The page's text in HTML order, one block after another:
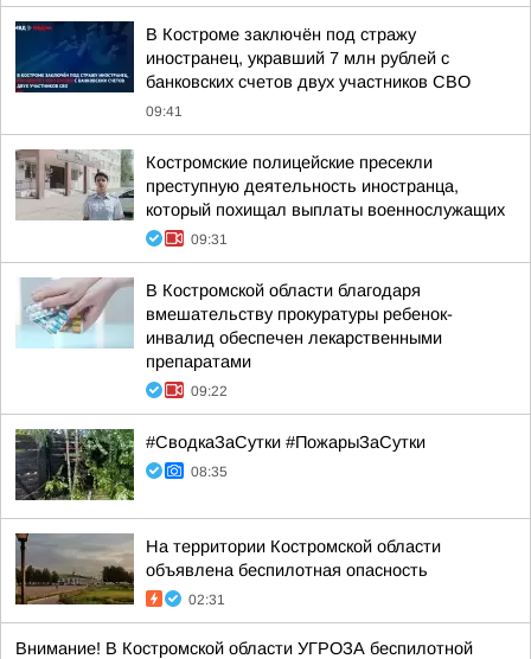
В Костроме заключён под стражу
иностранец, укравший 7 млн рублей с
банковских счетов двух участников СВО
09:41
Костромские полицейские пресекли
преступную деятельность иностранца,
который похищал выплаты военнослужащих
09:31
В Костромской области благодаря
вмешательству прокуратуры ребенок-
инвалид обеспечен лекарственными
препаратами
09:22
#СводкаЗаСутки #ПожарыЗаСутки
08:35
На территории Костромской области
объявлена беспилотная опасность
02:31
Внимание! В Костромской области УГРОЗА беспилотной